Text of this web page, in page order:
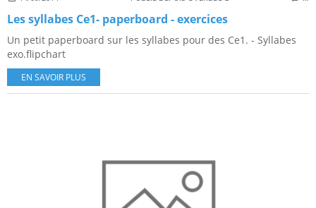
Les syllabes Ce1- paperboard - exercices
Un petit paperboard sur les syllabes pour des Ce1. - Syllabes
exo.flipchart
EN SAVOIR PLUS